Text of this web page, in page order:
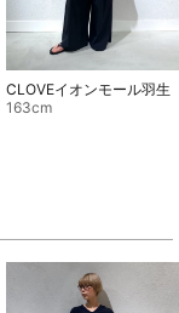
CLOVEイオンモール羽生
163cm